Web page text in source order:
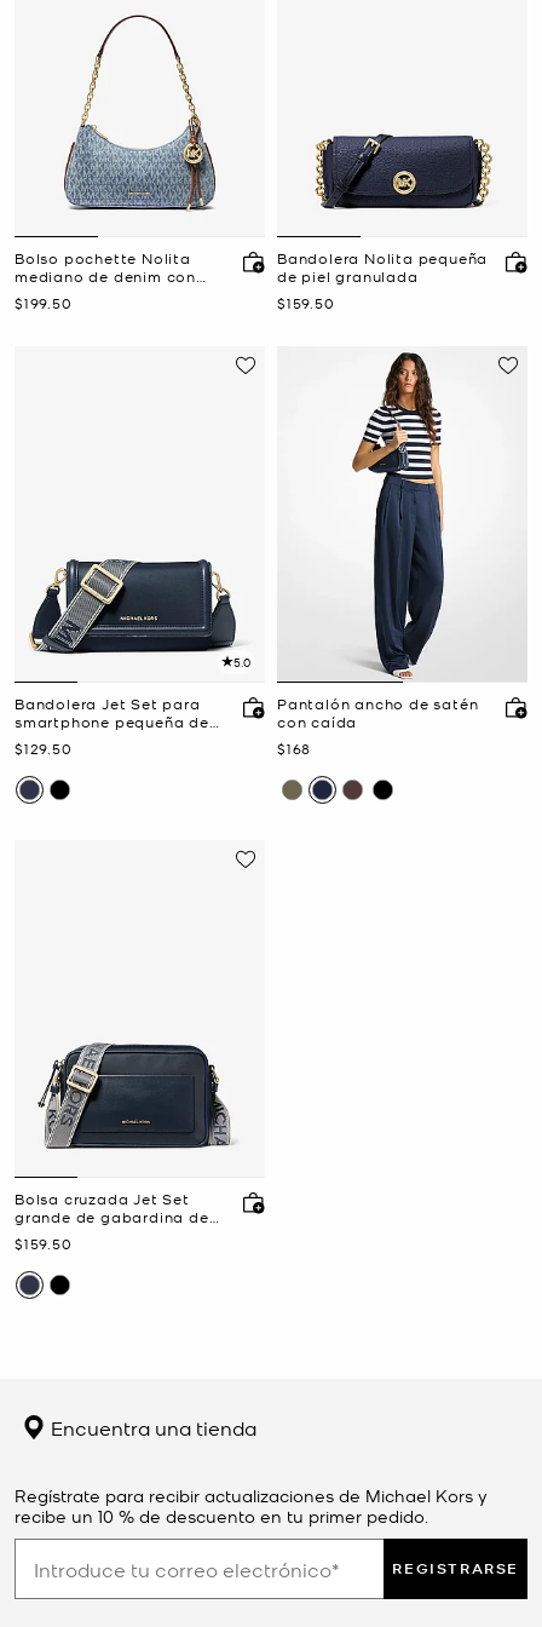
Bolso pochette Nolita
mediano de denim con
estampado del logotipo
exclusivo y cadena
Ahora
$199.50
Bandolera Nolita pequeña
de piel granulada
Ahora
$159.50
5.0
Bandolera Jet Set para
smartphone pequeña de
gabardina de nailon
Ahora
$129.50
Pantalón ancho de satén
con caída
Ahora
$168
Bolsa cruzada Jet Set
grande de gabardina de
nailon
Ahora
$159.50
Encuentra una tienda
Regístrate para recibir actualizaciones de Michael Kors y
recibe un 10 % de descuento en tu primer pedido.
REGISTRARSE